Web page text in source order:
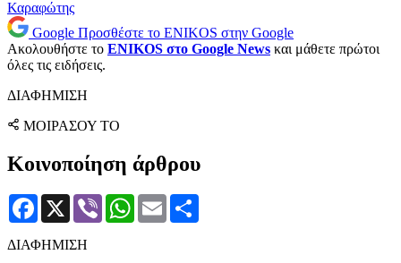
Καραφώτης
Google Προσθέστε το ENIKOS στην Google
Ακολουθήστε το ENIKOS στο Google News και μάθετε πρώτοι
όλες τις ειδήσεις.
ΔΙΑΦΗΜΙΣΗ
ΜΟΙΡΑΣΟΥ ΤΟ
Κοινοποίηση άρθρου
Facebook
X Viber WhatsApp
Email
ΔΙΑΦΗΜΙΣΗ